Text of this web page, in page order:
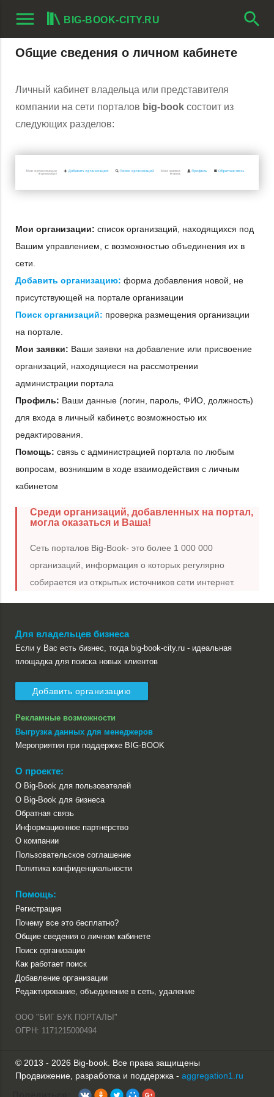
menu BIG-BOOK-CITY.RU search
Общие сведения о личном кабинете
Личный кабинет владельца или представителя
компании на сети порталов big-book состоит из
следующих разделов:
Мои организации: список организаций, находящихся под
Вашим управлением, с возможностью объединения их в
сети.
Добавить организацию: форма добавления новой, не
присутствующей на портале организации
Поиск организаций: проверка размещения организации
на портале.
Мои заявки: Ваши заявки на добавление или присвоение
организаций, находящиеся на рассмотрении
администрации портала
Профиль: Ваши данные (логин, пароль, ФИО, должность)
для входа в личный кабинет,с возможностью их
редактирования.
Помощь: связь с администрацией портала по любым
вопросам, возникшим в ходе взаимодействия с личным
кабинетом
Среди организаций, добавленных на портал,
могла оказаться и Ваша!
Сеть порталов Big-Book- это более 1 000 000
организаций, информация о которых регулярно
собирается из открытых источников сети интернет.
Для владельцев бизнеса
Если у Вас есть бизнес, тогда big-book-city.ru - идеальная
площадка для поиска новых клиентов
Добавить организацию
Рекламные возможности
Выгрузка данных для менеджеров
Мероприятия при поддержке BIG-BOOK
О проекте:
О Big-Book для пользователей
О Big-Book для бизнеса
Обратная связь
Информационное партнерство
О компании
Пользовательское соглашение
Политика конфиденциальности
Помощь:
Регистрация
Почему все это бесплатно?
Общие сведения о личном кабинете
Поиск организации
Как работает поиск
Добавление организации
Редактирование, объединение в сеть, удаление
ООО "БИГ БУК ПОРТАЛЫ"
ОГРН: 1171215000494
© 2013 - 2026 Big-book. Все права защищены
Продвижение, разработка и поддержка - aggregation1.ru